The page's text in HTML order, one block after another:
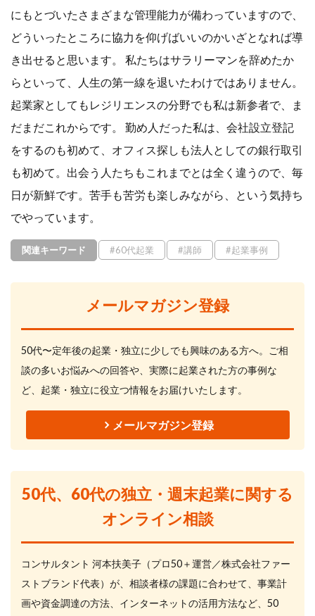
にもとづいたさまざまな管理能力が備わっていますので、
どういったところに協力を仰げばいいのかいざとなれば導
き出せると思います。 私たちはサラリーマンを辞めたか
らといって、人生の第一線を退いたわけではありません。
起業家としてもレジリエンスの分野でも私は新参者で、ま
だまだこれからです。 勤め人だった私は、会社設立登記
をするのも初めて、オフィス探しも法人としての銀行取引
も初めて。出会う人たちもこれまでとは全く違うので、毎
日が新鮮です。苦手も苦労も楽しみながら、という気持ち
でやっています。
関連キーワード #60代起業 #講師 #起業事例
メールマガジン登録
50代〜定年後の起業・独立に少しでも興味のある方へ。ご相
談の多いお悩みへの回答や、実際に起業された方の事例な
ど、起業・独立に役立つ情報をお届けいたします。
メールマガジン登録
50代、60代の独立・週末起業に関する
オンライン相談
コンサルタント 河本扶美子（プロ50＋運営／株式会社ファー
ストブランド代表）が、相談者様の課題に合わせて、事業計
画や資金調達の方法、インターネットの活用方法など、50